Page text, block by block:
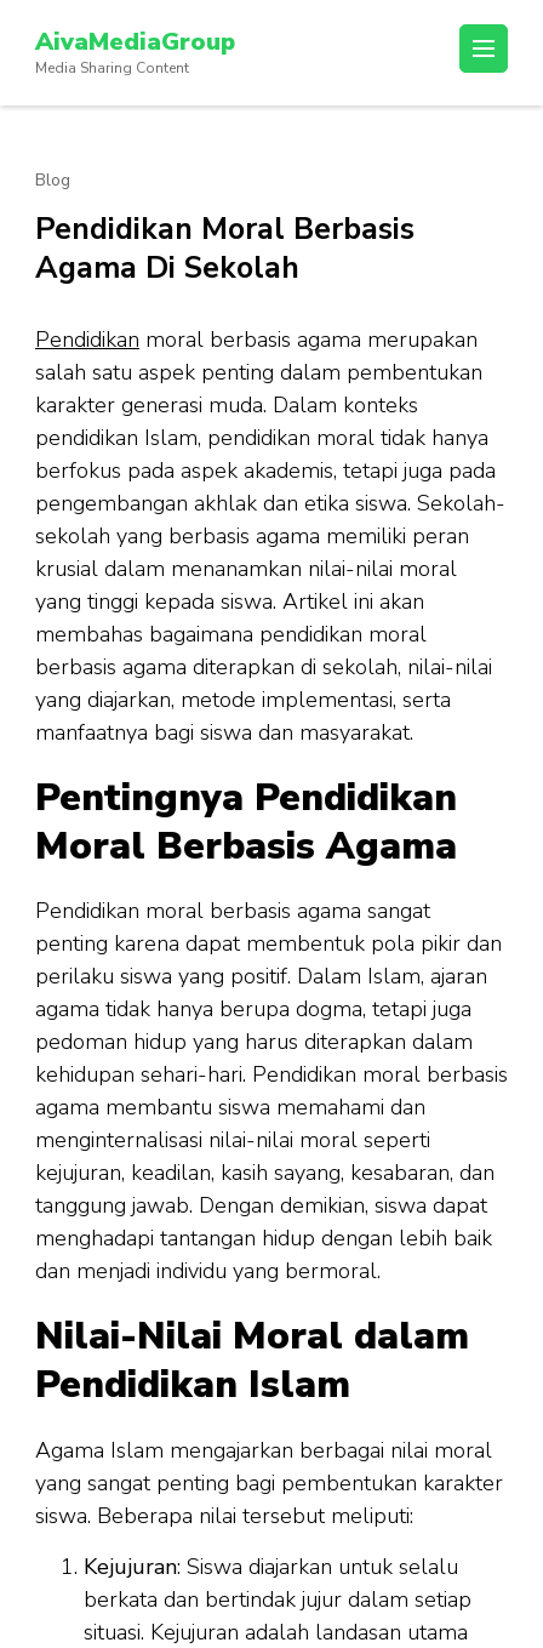
konten
(Tekan
AivaMediaGroup
Media Sharing Content
Blog
Pendidikan Moral Berbasis
Agama Di Sekolah
Pendidikan moral berbasis agama merupakan
salah satu aspek penting dalam pembentukan
karakter generasi muda. Dalam konteks
pendidikan Islam, pendidikan moral tidak hanya
berfokus pada aspek akademis, tetapi juga pada
pengembangan akhlak dan etika siswa. Sekolah-
sekolah yang berbasis agama memiliki peran
krusial dalam menanamkan nilai-nilai moral
yang tinggi kepada siswa. Artikel ini akan
membahas bagaimana pendidikan moral
berbasis agama diterapkan di sekolah, nilai-nilai
yang diajarkan, metode implementasi, serta
manfaatnya bagi siswa dan masyarakat.
Pentingnya Pendidikan
Moral Berbasis Agama
Pendidikan moral berbasis agama sangat
penting karena dapat membentuk pola pikir dan
perilaku siswa yang positif. Dalam Islam, ajaran
agama tidak hanya berupa dogma, tetapi juga
pedoman hidup yang harus diterapkan dalam
kehidupan sehari-hari. Pendidikan moral berbasis
agama membantu siswa memahami dan
menginternalisasi nilai-nilai moral seperti
kejujuran, keadilan, kasih sayang, kesabaran, dan
tanggung jawab. Dengan demikian, siswa dapat
menghadapi tantangan hidup dengan lebih baik
dan menjadi individu yang bermoral.
Nilai-Nilai Moral dalam
Pendidikan Islam
Agama Islam mengajarkan berbagai nilai moral
yang sangat penting bagi pembentukan karakter
siswa. Beberapa nilai tersebut meliputi:
Kejujuran: Siswa diajarkan untuk selalu
berkata dan bertindak jujur dalam setiap
situasi. Kejujuran adalah landasan utama